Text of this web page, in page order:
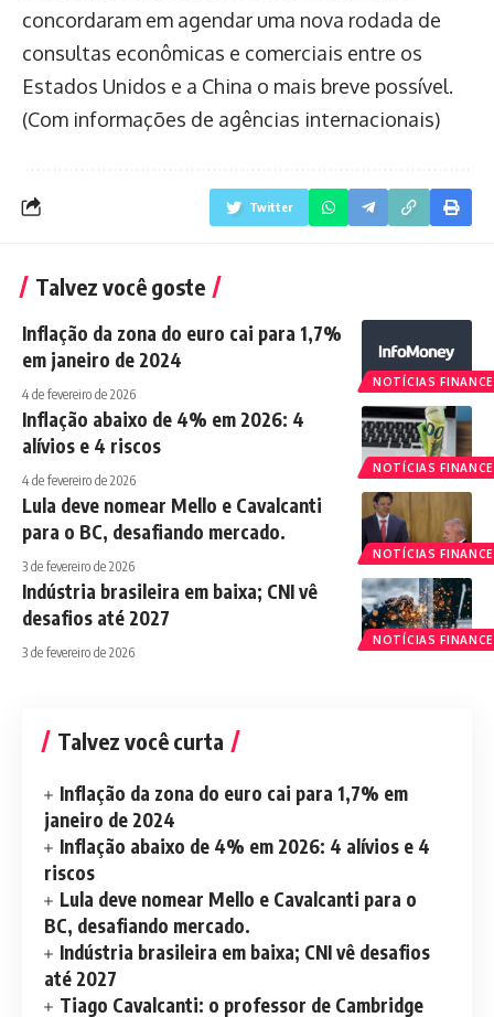
concordaram em agendar uma nova rodada de
consultas econômicas e comerciais entre os
Estados Unidos e a China o mais breve possível.
(Com informações de agências internacionais)
Twitter
Talvez você goste
NOTÍCIAS
Inflação da zona do euro cai para 1,7%
em janeiro de 2024
4 de fevereiro de 2026
NOTÍCIAS
Inflação abaixo de 4% em 2026: 4
alívios e 4 riscos
4 de fevereiro de 2026
NOTÍCIAS
Lula deve nomear Mello e Cavalcanti
para o BC, desafiando mercado.
3 de fevereiro de 2026
NOTÍCIAS
Indústria brasileira em baixa; CNI vê
desafios até 2027
3 de fevereiro de 2026
Talvez você curta
Inflação da zona do euro cai para 1,7% em
janeiro de 2024
Inflação abaixo de 4% em 2026: 4 alívios e 4
riscos
Lula deve nomear Mello e Cavalcanti para o
BC, desafiando mercado.
Indústria brasileira em baixa; CNI vê desafios
até 2027
Tiago Cavalcanti: o professor de Cambridge